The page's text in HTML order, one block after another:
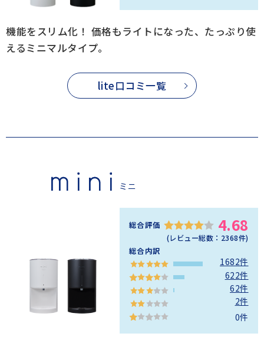
機能をスリム化！ 価格もライトになった、たっぷり使
えるミニマルタイプ。
lite口コミ一覧
ミニ
総合評価 4.68
(レビュー総数： 2368件)
総合内訳
1682件
622件
62件
2件
0件